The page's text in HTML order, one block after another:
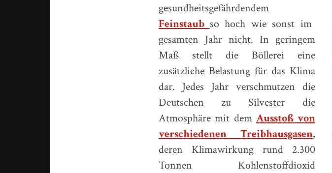
gesundheitsgefährdendem
Feinstaub so hoch wie sonst im
gesamten Jahr nicht. In geringem
Maß stellt die Böllerei eine
zusätzliche Belastung für das Klima
dar. Jedes Jahr verschmutzen die
Deutschen zu Silvester die
Atmosphäre mit demAusstoß von
verschiedenen Treibhausgasen,
deren Klimawirkung rund 2.300
Tonnen Kohlenstoffdioxid